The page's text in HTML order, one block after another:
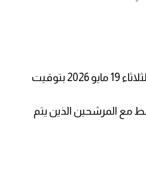
وذلك قبل نهاية دوام يوم الثلاثاء 19 مايو 2026 بتوقيت
مع المرشحين الذين يتم